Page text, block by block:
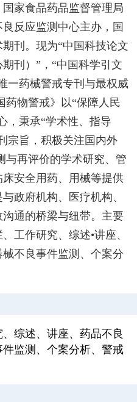
家食品药品监督管理局
反应监测中心主办，国
刊。现为“中国科技论文
刊）”，“中国科学引文
一药械警戒专刊与最权威
药物警戒》以“保障人民
，秉承“学术性、指导
宗旨，积极关注国内外
与再评价的学术研究、管
安全用药、用械等提供
政府机构、医疗机构、
通的桥梁与纽带。主要
工作研究、综述•讲座、
不良事件监测、个案分
综述、讲座、药品不良
监测、个案分析、警戒